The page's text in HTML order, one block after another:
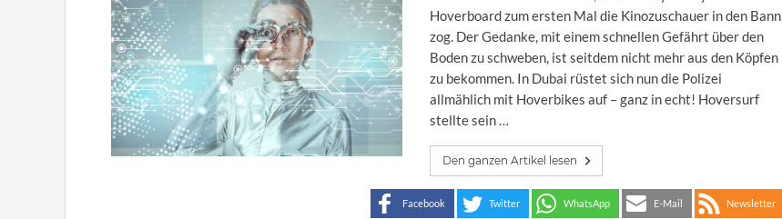
Hoverboard zum ersten Mal die Kinozuschauer in den Bann
zog. Der Gedanke, mit einem schnellen Gefährt über den
Boden zu schweben, ist seitdem nicht mehr aus den Köpfen
zu bekommen. In Dubai rüstet sich nun die Polizei
allmählich mit Hoverbikes auf – ganz in echt! Hoversurf
stellte sein …
Den ganzen Artikel lesen
Facebook Twitter WhatsApp E-Mail Newsletter